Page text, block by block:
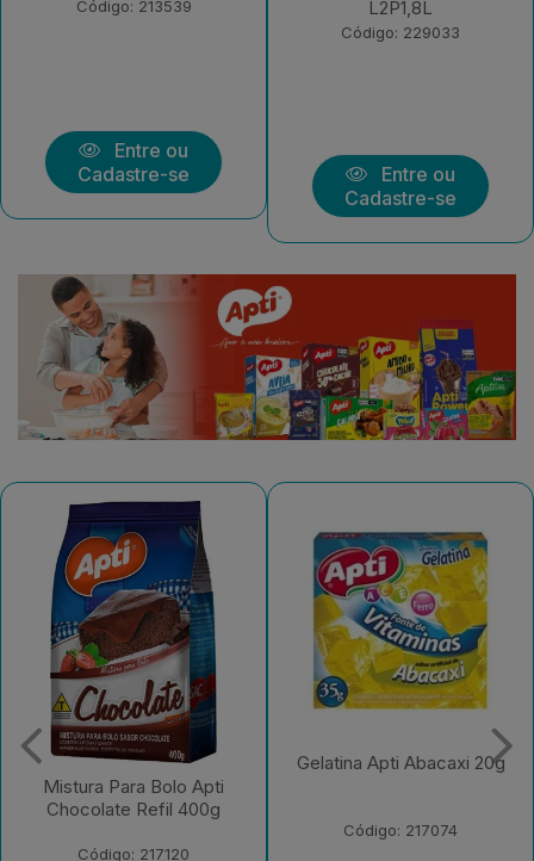
L2P1,8L
Entre ou
Cadastre-se
Código: 229032
Entre ou
Cadastre-se
Gelatina Apti Abacaxi 20g Gelatina Apti Limao 20g
Código: 217075